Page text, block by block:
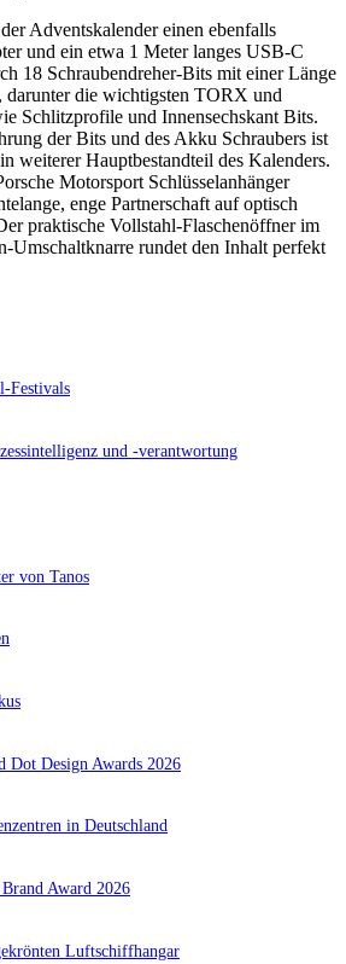
Adventskalender einen ebenfalls
und ein etwa 1 Meter langes USB-C
18 Schraubendreher-Bits mit einer Länge
darunter die wichtigsten TORX und
Schlitzprofile und Innensechskant Bits.
der Bits und des Akku Schraubers ist
weiterer Hauptbestandteil des Kalenders.
Motorsport Schlüsselanhänger
enge Partnerschaft auf optisch
praktische Vollstahl-Flaschenöffner im
Umschaltknarre rundet den Inhalt perfekt
Festivals
und -verantwortung
von Tanos
Dot Design Awards 2026
in Deutschland
Award 2026
Luftschiffhangar